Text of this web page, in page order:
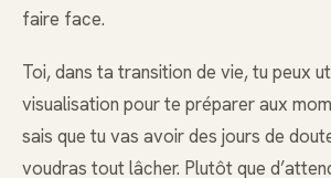
faire face.
Toi, dans ta transition de vie, tu peux
visualisation pour te préparer aux
sais que tu vas avoir des jours de
voudras tout lâcher. Plutôt que